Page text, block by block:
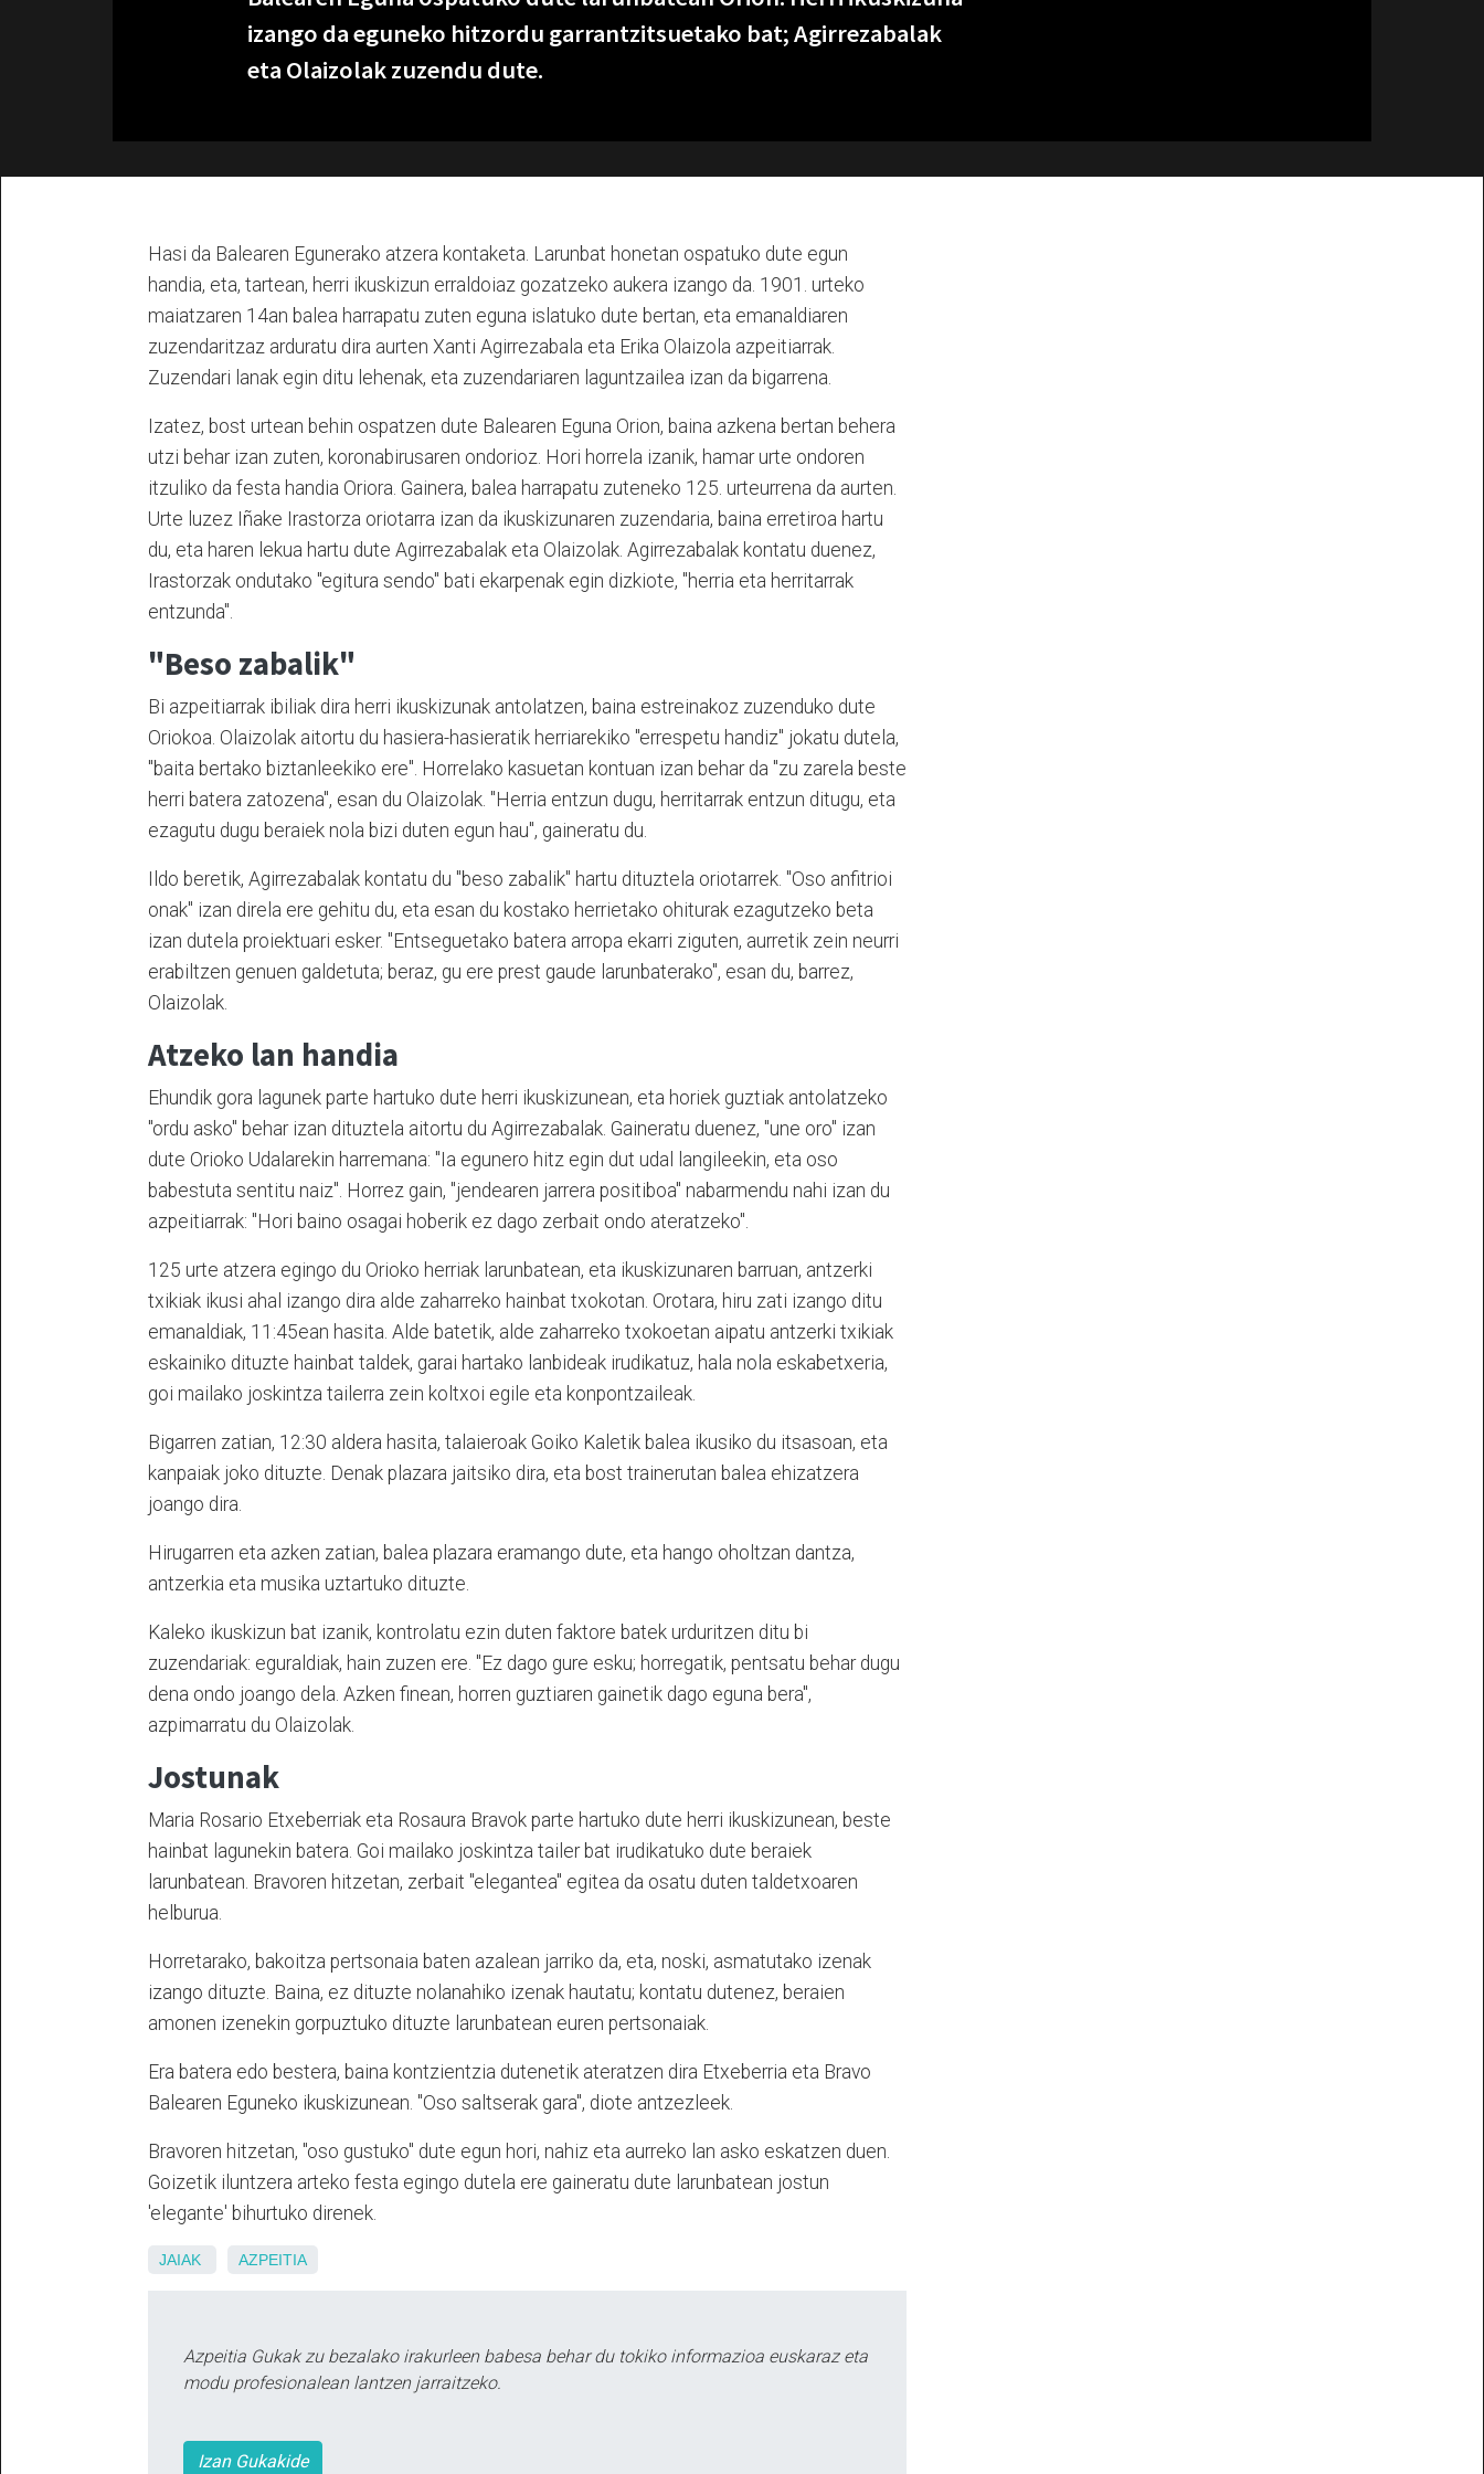
izango da eguneko hitzordu garrantzitsuetako bat; Agirrezabalak
eta Olaizolak zuzendu dute.
Hasi da Balearen Egunerako atzera kontaketa. Larunbat honetan ospatuko dute egun
handia, eta, tartean, herri ikuskizun erraldoiaz gozatzeko aukera izango da. 1901. urteko
maiatzaren 14an balea harrapatu zuten eguna islatuko dute bertan, eta emanaldiaren
zuzendaritzaz arduratu dira aurten Xanti Agirrezabala eta Erika Olaizola azpeitiarrak.
Zuzendari lanak egin ditu lehenak, eta zuzendariaren laguntzailea izan da bigarrena.
Izatez, bost urtean behin ospatzen dute Balearen Eguna Orion, baina azkena bertan behera
utzi behar izan zuten, koronabirusaren ondorioz. Hori horrela izanik, hamar urte ondoren
itzuliko da festa handia Oriora. Gainera, balea harrapatu zuteneko 125. urteurrena da aurten.
Urte luzez Iñake Irastorza oriotarra izan da ikuskizunaren zuzendaria, baina erretiroa hartu
du, eta haren lekua hartu dute Agirrezabalak eta Olaizolak. Agirrezabalak kontatu duenez,
Irastorzak ondutako "egitura sendo" bati ekarpenak egin dizkiote, "herria eta herritarrak
entzunda".
"Beso zabalik"
Bi azpeitiarrak ibiliak dira herri ikuskizunak antolatzen, baina estreinakoz zuzenduko dute
Oriokoa. Olaizolak aitortu du hasiera-hasieratik herriarekiko "errespetu handiz" jokatu dutela,
"baita bertako biztanleekiko ere". Horrelako kasuetan kontuan izan behar da "zu zarela beste
herri batera zatozena", esan du Olaizolak. "Herria entzun dugu, herritarrak entzun ditugu, eta
ezagutu dugu beraiek nola bizi duten egun hau", gaineratu du.
Ildo beretik, Agirrezabalak kontatu du "beso zabalik" hartu dituztela oriotarrek. "Oso anfitrioi
onak" izan direla ere gehitu du, eta esan du kostako herrietako ohiturak ezagutzeko beta
izan dutela proiektuari esker. "Entseguetako batera arropa ekarri ziguten, aurretik zein neurri
erabiltzen genuen galdetuta; beraz, gu ere prest gaude larunbaterako", esan du, barrez,
Olaizolak.
Atzeko lan handia
Ehundik gora lagunek parte hartuko dute herri ikuskizunean, eta horiek guztiak antolatzeko
"ordu asko" behar izan dituztela aitortu du Agirrezabalak. Gaineratu duenez, "une oro" izan
dute Orioko Udalarekin harremana: "Ia egunero hitz egin dut udal langileekin, eta oso
babestuta sentitu naiz". Horrez gain, "jendearen jarrera positiboa" nabarmendu nahi izan du
azpeitiarrak: "Hori baino osagai hoberik ez dago zerbait ondo ateratzeko".
125 urte atzera egingo du Orioko herriak larunbatean, eta ikuskizunaren barruan, antzerki
txikiak ikusi ahal izango dira alde zaharreko hainbat txokotan. Orotara, hiru zati izango ditu
emanaldiak, 11:45ean hasita. Alde batetik, alde zaharreko txokoetan aipatu antzerki txikiak
eskainiko dituzte hainbat taldek, garai hartako lanbideak irudikatuz, hala nola eskabetxeria,
goi mailako joskintza tailerra zein koltxoi egile eta konpontzaileak.
Bigarren zatian, 12:30 aldera hasita, talaieroak Goiko Kaletik balea ikusiko du itsasoan, eta
kanpaiak joko dituzte. Denak plazara jaitsiko dira, eta bost trainerutan balea ehizatzera
joango dira.
Hirugarren eta azken zatian, balea plazara eramango dute, eta hango oholtzan dantza,
antzerkia eta musika uztartuko dituzte.
Kaleko ikuskizun bat izanik, kontrolatu ezin duten faktore batek urduritzen ditu bi
zuzendariak: eguraldiak, hain zuzen ere. "Ez dago gure esku; horregatik, pentsatu behar dugu
dena ondo joango dela. Azken finean, horren guztiaren gainetik dago eguna bera",
azpimarratu du Olaizolak.
Jostunak
Maria Rosario Etxeberriak eta Rosaura Bravok parte hartuko dute herri ikuskizunean, beste
hainbat lagunekin batera. Goi mailako joskintza tailer bat irudikatuko dute beraiek
larunbatean. Bravoren hitzetan, zerbait "elegantea" egitea da osatu duten taldetxoaren
helburua.
Horretarako, bakoitza pertsonaia baten azalean jarriko da, eta, noski, asmatutako izenak
izango dituzte. Baina, ez dituzte nolanahiko izenak hautatu; kontatu dutenez, beraien
amonen izenekin gorpuztuko dituzte larunbatean euren pertsonaiak.
Era batera edo bestera, baina kontzientzia dutenetik ateratzen dira Etxeberria eta Bravo
Balearen Eguneko ikuskizunean. "Oso saltserak gara", diote antzezleek.
Bravoren hitzetan, "oso gustuko" dute egun hori, nahiz eta aurreko lan asko eskatzen duen.
Goizetik iluntzera arteko festa egingo dutela ere gaineratu dute larunbatean jostun
'elegante' bihurtuko direnek.
JAIAK AZPEITIA
Azpeitia Gukak zu bezalako irakurleen babesa behar du tokiko informazioa euskaraz eta
modu profesionalean lantzen jarraitzeko.
Izan Gukakide